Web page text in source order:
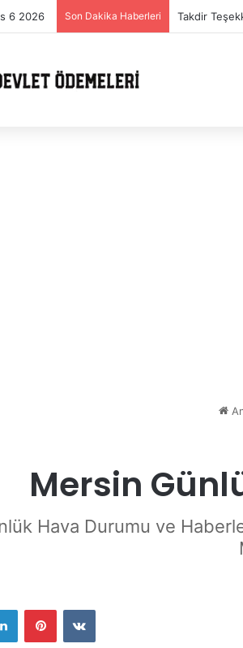
6 2026 Son Dakika Haberleri Takdir
Mersin
Hava Durumu ve